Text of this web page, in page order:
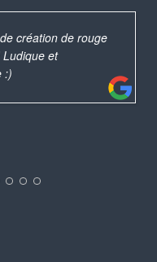
création de rouge
et
:)